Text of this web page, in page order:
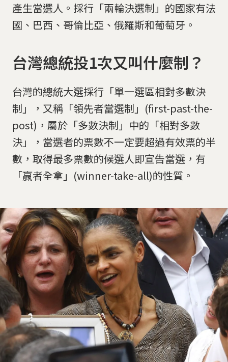
產生當選人。採行「兩輪決選制」的國家有法
國、巴西、哥倫比亞、俄羅斯和葡萄牙。
台灣總統投1次又叫什麼制？
台灣的總統大選採行「單一選區相對多數決
制」，又稱「領先者當選制」(first-past-the-
post)，屬於「多數決制」中的「相對多數
決」，當選者的票數不一定要超過有效票的半
數，取得最多票數的候選人即宣告當選，有
「贏者全拿」(winner-take-all)的性質。